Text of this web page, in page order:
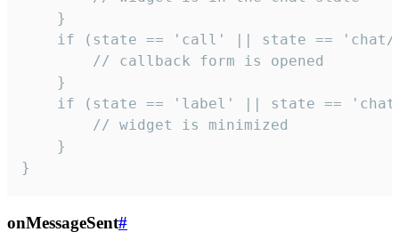
    }
if (state == 'call' || state ==
        // callback form is opened
    }
if (state == 'label' || state ==
        // widget is minimized
    }
}
onMessageSent#